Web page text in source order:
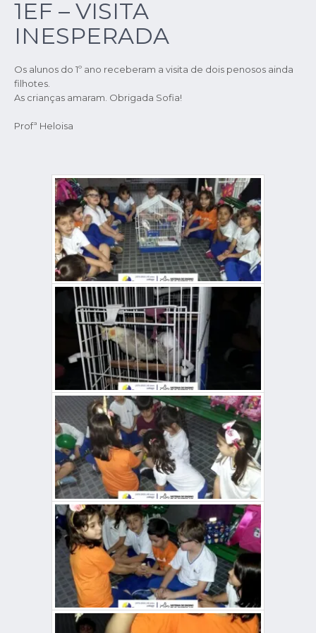
1EF – VISITA
INESPERADA
Os alunos do 1º ano receberam a visita de dois penosos ainda
filhotes.
As crianças amaram. Obrigada Sofia!
Profª Heloisa